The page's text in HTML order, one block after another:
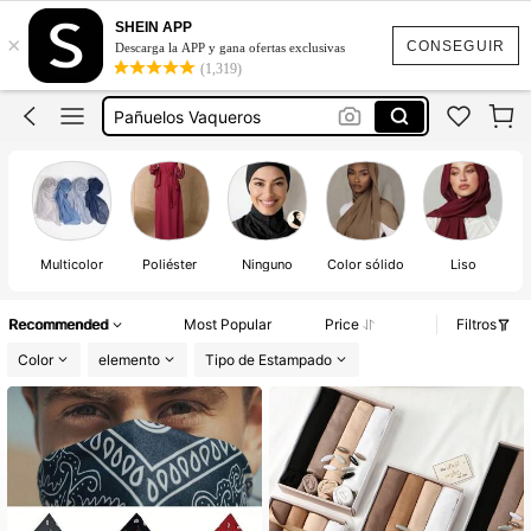
CONSEGUIR
×
SHEIN APP
Descarga la APP y gana ofertas exclusivas
(1,319)
Paliacates Vaqueros
Pañuelos
Pañuelos Vaqueros
Paliacates
Paliacates Vaqueros
Pañuelos
Multicolor Poliéster Ninguno Color sólido Liso
Recommended Most Popular Price
Filtros
Color
elemento Tipo de Estampado